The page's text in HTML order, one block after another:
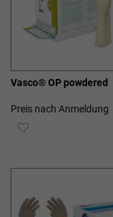
Vasco® OP powdered
Preis nach Anmeldung
ZUR